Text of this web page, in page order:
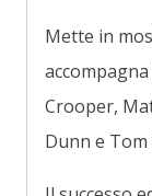
Mette in
Crooper,
Dunn e Tom